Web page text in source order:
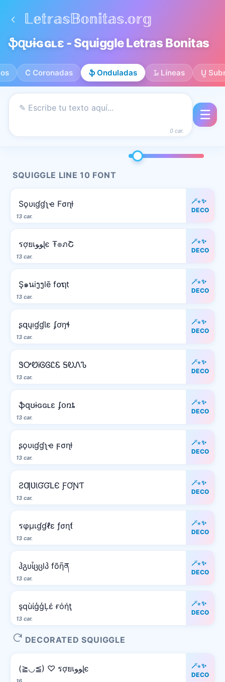
ֆզʊɨɢɢʟɛ - Squiggle Letras Bonitas
C͛ Coronadas ֆ Onduladas 𝙻̷ Líneas U̺
0 car.
☰
SQUIGGLE LINE 10 FONT
13 car.
Sϙυιɠɠʅҽ Fσɳƚ
🪄⋆✨
DECO
13 car.
รợยเﻮﻮɭє Ŧ๏ภՇ
🪄⋆✨
DECO
13 car.
Ş๑นiງງlē f໐ຖt
🪄⋆✨
DECO
13 car.
ʂզųıɠɠƖɛ ʄơŋɬ
🪄⋆✨
DECO
13 car.
ᏕᎤᏬᎥᎶᎶᏝᏋ ᎦᎧᏁᏖ
🪄⋆✨
DECO
13 car.
ֆզʊɨɢɢʟɛ ʄօռȶ
🪄⋆✨
DECO
13 car.
ʂϙυιɠɠʅҽ ϝσɳƚ
🪄⋆✨
DECO
13 car.
ƧƢƲƖƓƓԼЄ ƑƠƝƬ
🪄⋆✨
DECO
13 car.
รφµเɠɠℓε ƒσɳƭ
🪄⋆✨
DECO
13 car.
ჰგυἶცცlპ fõῆན
🪄⋆✨
DECO
13 car.
şqùίģģĻέ ғόήţ
🪄⋆✨
DECO
DECORATED SQUIGGLE
(≧◡≦) ♡ รợยเﻮﻮɭє
🪄⋆✨
DECO